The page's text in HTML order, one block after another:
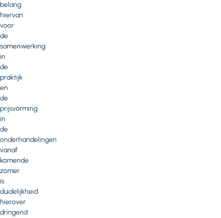
belang
hiervan
voor
de
samenwerking
in
de
praktijk
en
de
prijsvorming
in
de
onderhandelingen
vanaf
komende
zomer
is
duidelijkheid
hierover
dringend